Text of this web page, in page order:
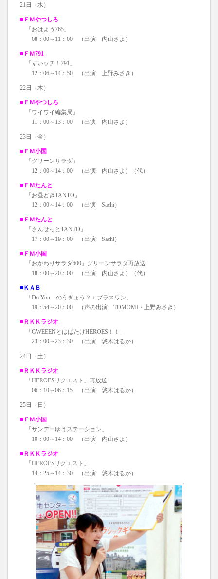
21日（水）
■ＦＭやつしろ
「おはよう765」
08：00～11：00 （出演 内山さよ）
■ＦＭ791
「すいッチ！791」
12：06～14：50 （出演 上野みさき）
22日（木）
■ＦＭやつしろ
「ワイワイ編集局」
11：00～13：00 （出演 内山さよ）
23日（金）
■ＦＭ小国
「グリーンサラダ」
12：00～14：00 （出演 内山さよ）（代）
■ＦＭたんと
「お昼どきTANTO」
12：00～14：00 （出演 Sachi）
■ＦＭたんと
「さんせっとTANTO」
17：00～19：00 （出演 Sachi）
■ＦＭ小国
「おかわりサラダ600」グリーンサラダ再放送
18：00～20：00 （出演 内山さよ）（代）
■ＫＡＢ
「Do You のうぎょう？＋プラスワン」
19：54～20：00 （声の出演 TOMOMI・上野みさき）
■ＲＫＫラジオ
「GWEEENとはばたけHEROES！！」
23：00～23：30 （出演 悠木はるか）
24日（土）
■ＲＫＫラジオ
「HEROESリクエスト」再放送
06：10～06：15 （出演 悠木はるか）
25日（日）
■ＦＭ小国
「サンデーゆうステーション」
10：00～14：00 （出演 内山さよ）
■ＲＫＫラジオ
「HEROESリクエスト」
14：25～14：30 （出演 悠木はるか）